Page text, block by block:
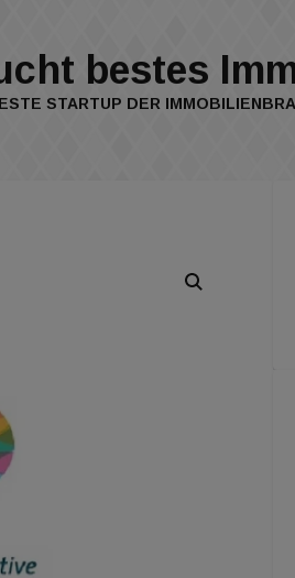
bestes
STARTUP DER